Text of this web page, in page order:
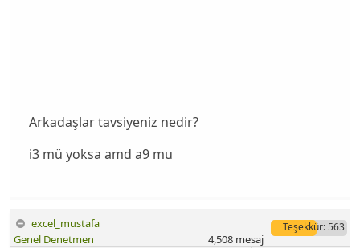
Arkadaşlar tavsiyeniz nedir?
i3 mü yoksa amd a9 mu
excel_mustafa
Genel Denetmen
Teşekkür: 563
4,508mesaj